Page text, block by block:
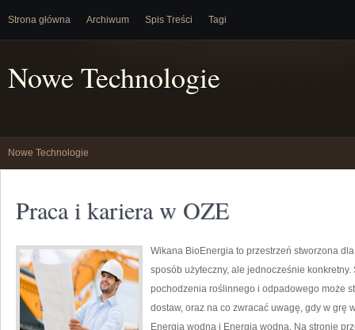
Strona główna Archiwum Spis Treści Tagi
Nowe Technologie
Nowe Technologie
Praca i kariera w OZE
Wikana BioEnergia to przestrzeń stworzona
sposób użyteczny, ale jednocześnie
pochodzenia roślinnego i odpadowego może
dostaw, oraz na co zwracać uwagę, gdy w grę
Energia wodna i Energia wodna. Na stronie